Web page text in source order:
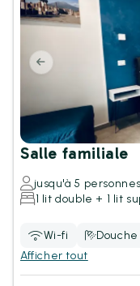
Salle familiale
jusqu'à 5 personnes
1 lit double + 1 lit
Wi-fi Douche
Afficher tout